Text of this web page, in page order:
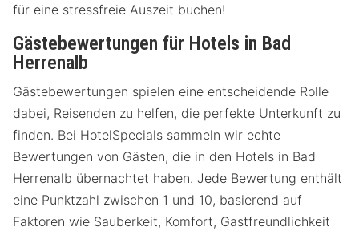
für eine stressfreie Auszeit buchen!
Gästebewertungen für Hotels in Bad
Herrenalb
Gästebewertungen spielen eine entscheidende Rolle
dabei, Reisenden zu helfen, die perfekte Unterkunft zu
finden. Bei HotelSpecials sammeln wir echte
Bewertungen von Gästen, die in den Hotels in Bad
Herrenalb übernachtet haben. Jede Bewertung enthält
eine Punktzahl zwischen 1 und 10, basierend auf
Faktoren wie Sauberkeit, Komfort, Gastfreundlichkeit